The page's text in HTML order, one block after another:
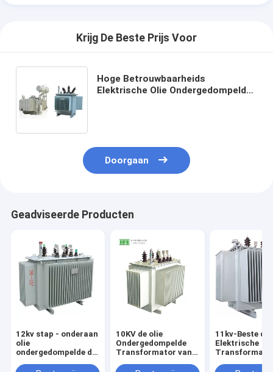
Krijg De Beste Prijs Voor
Hoge Betrouwbaarheids
Elektrische Olie Ondergedompelde
Doorgaan
Geadviseerde Producten
12kv stap - onderaan
olie
ondergedompelde de
10KV de olie
Ondergedompelde
Transformator van
11kv-Beste de
Elektrische